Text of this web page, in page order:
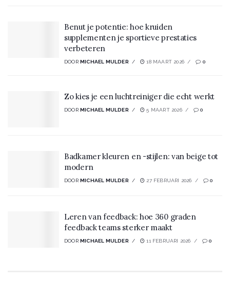
Benut je potentie: hoe kruiden
supplementen je sportieve prestaties
verbeteren
DOOR MICHAEL MULDER 18 MAART 2026 0
Zo kies je een luchtreiniger die echt werkt
DOOR MICHAEL MULDER 5 MAART 2026 0
Badkamer kleuren en -stijlen: van beige tot
modern
DOOR MICHAEL MULDER 27 FEBRUARI 2026 0
Leren van feedback: hoe 360 graden
feedback teams sterker maakt
DOOR MICHAEL MULDER 11 FEBRUARI 2026 0